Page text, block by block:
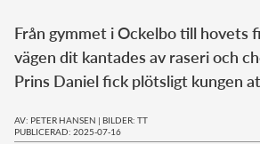
Från gymmet i Ockelbo till hovets
vägen dit kantades av raseri och
Prins Daniel fick plötsligt kungen
AV: PETER HANSEN | BILDER: TT
PUBLICERAD: 2025-07-16